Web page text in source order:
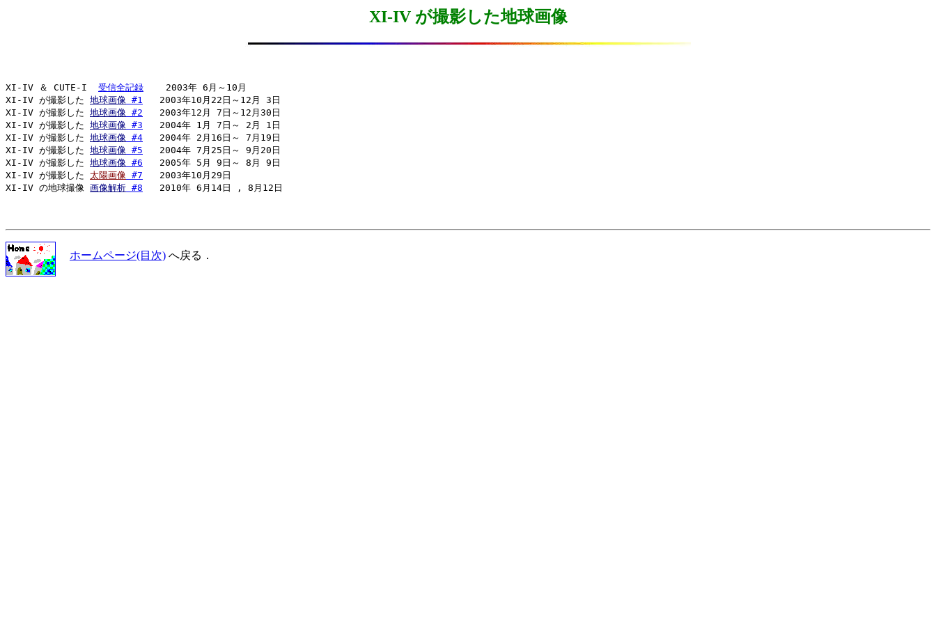
XI-IV が撮影した地球画像
XI-IV ＆ CUTE-I 受信全記録
    2003年 6月～10月
XI-IV が撮影した 地球画像 #1
   2003年10月22日～12月 3日
XI-IV が撮影した 地球画像 #2
   2003年12月 7日～12月30日
XI-IV が撮影した 地球画像 #3
   2004年 1月 7日～ 2月 1日
XI-IV が撮影した 地球画像 #4
   2004年 2月16日～ 7月19日
XI-IV が撮影した 地球画像 #5
   2004年 7月25日～ 9月20日
XI-IV が撮影した 地球画像 #6
   2005年 5月 9日～ 8月 9日
XI-IV が撮影した 太陽画像 #7
   2003年10月29日
XI-IV の地球撮像 画像解析 #8
ホームページ(目次) へ戻る．